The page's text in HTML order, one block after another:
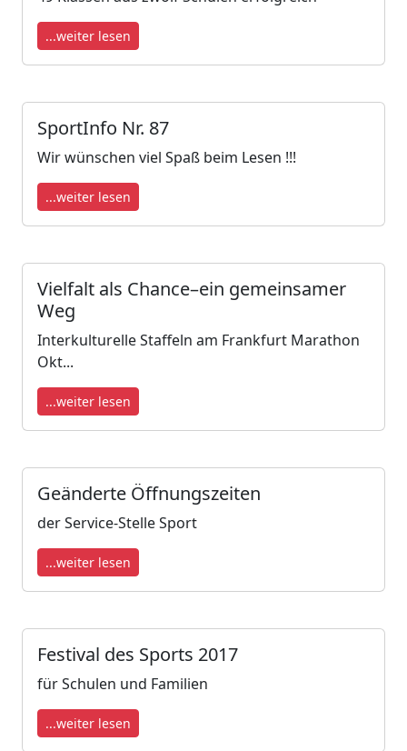
...weiter lesen
SportInfo Nr. 87
Wir wünschen viel Spaß beim Lesen !!!
...weiter lesen
Vielfalt als Chance–ein gemeinsamer
Weg
Interkulturelle Staffeln am Frankfurt Marathon
Okt...
...weiter lesen
Geänderte Öffnungszeiten
der Service-Stelle Sport
...weiter lesen
Festival des Sports 2017
für Schulen und Familien
...weiter lesen